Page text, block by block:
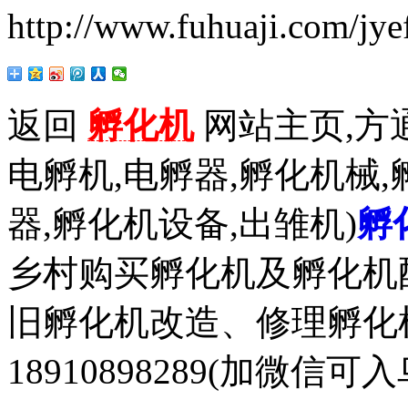
http://www.fuhuaji.com/
返回 孵化机网站主页,方
电孵机,电孵器,孵化机械,
器,孵化机设备,出雏机)孵
乡村购买孵化机及孵化
旧孵化机改造、修理孵
18910898289(加微信可